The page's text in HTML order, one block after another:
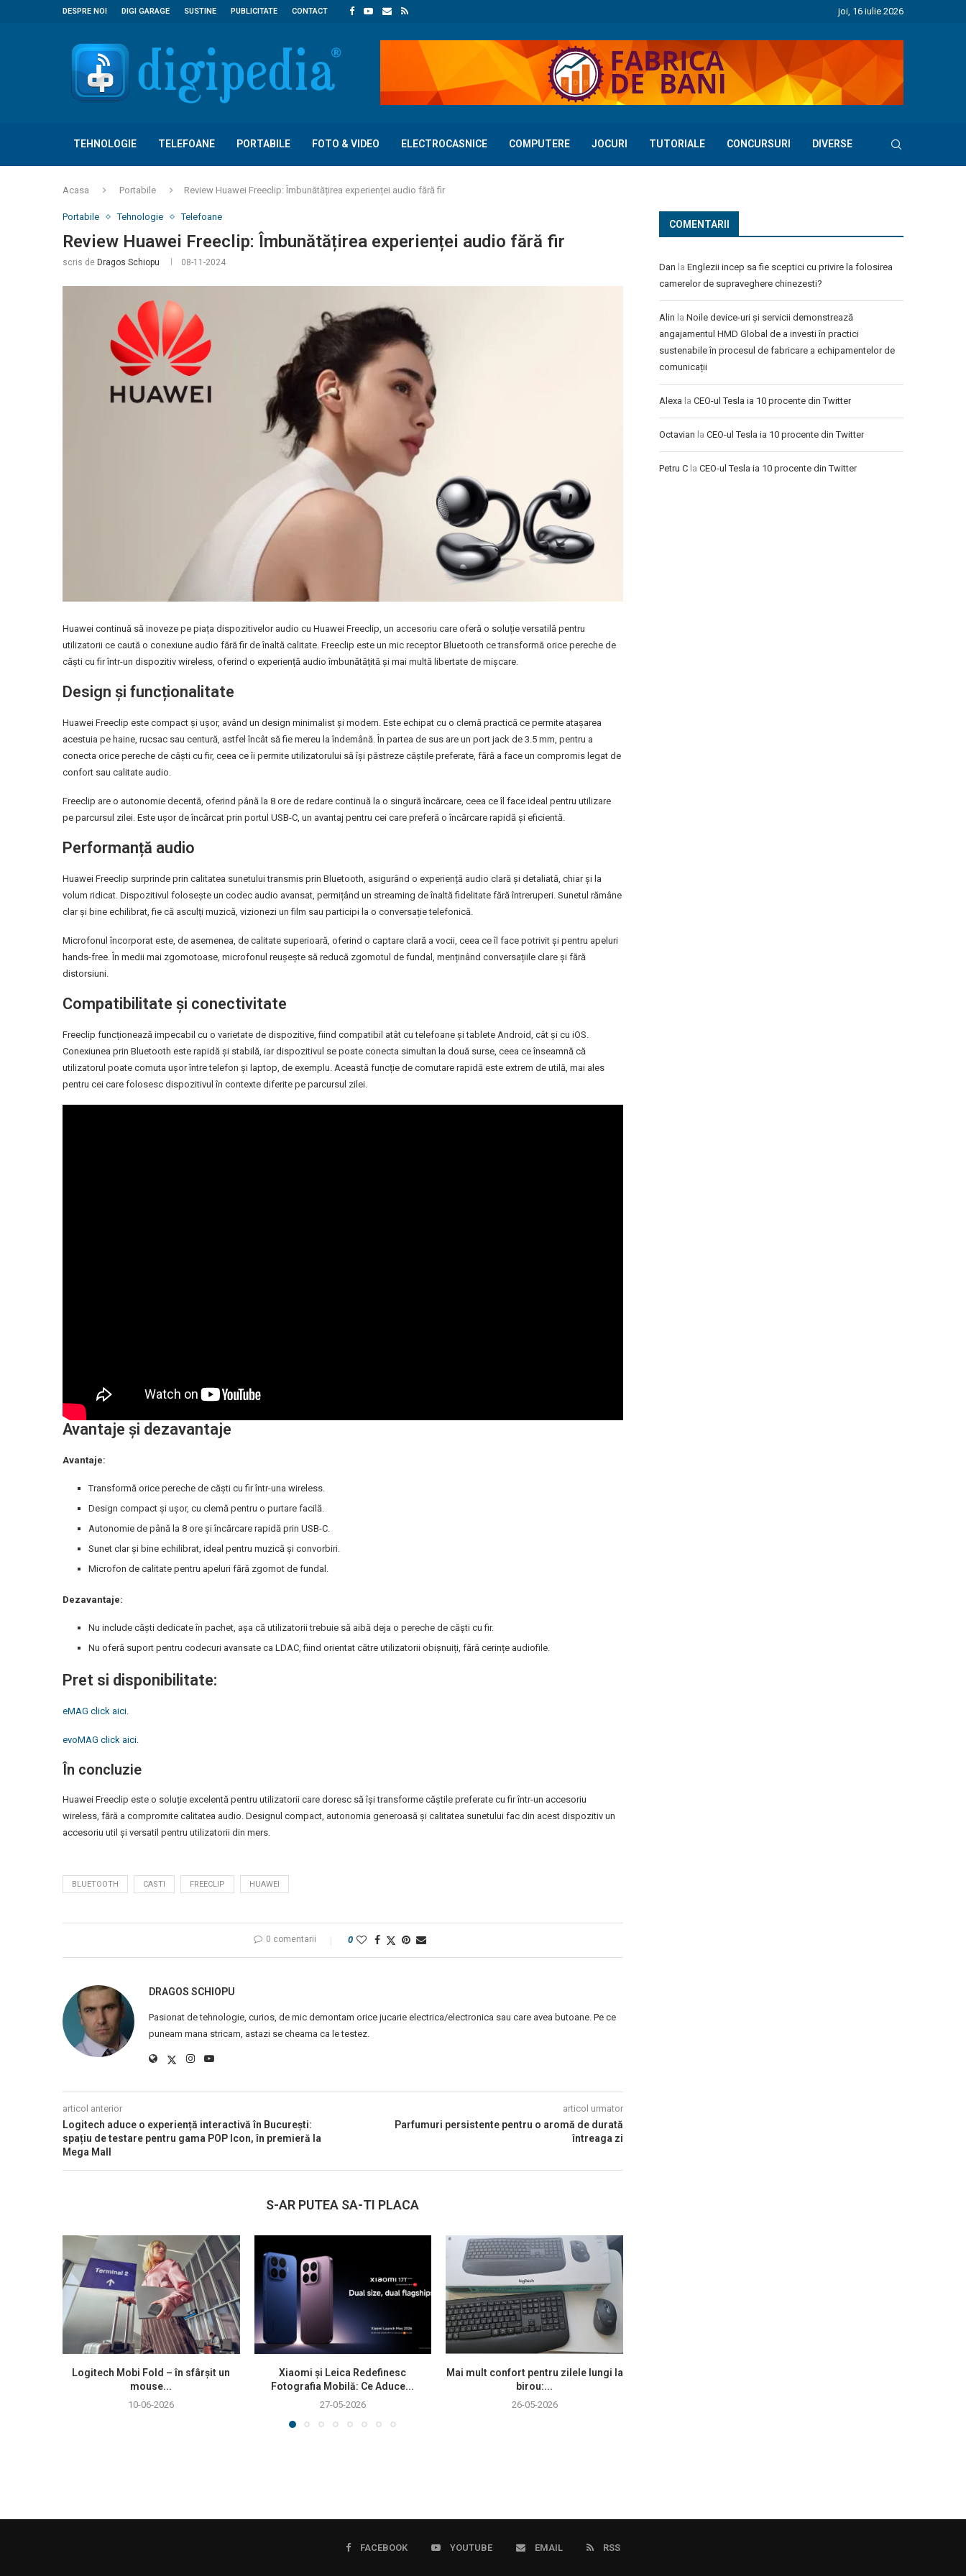
DESPRE NOI DIGI GARAGE SUSTINE PUBLICITATE CONTACT joi, 16 iulie 2026
TEHNOLOGIE TELEFOANE PORTABILE FOTO & VIDEO ELECTROCASNICE COMPUTERE JOCURI TUTORIALE CONCURSURI DIVERSE
Acasa Portabile Review Huawei Freeclip: Îmbunătățirea experienței audio fără fir
Portabile Tehnologie Telefoane
Review Huawei Freeclip: Îmbunătățirea experienței audio fără fir
scris de Dragos Schiopu 08-11-2024
Huawei continuă să inoveze pe piața dispozitivelor audio cu Huawei Freeclip, un accesoriu care oferă o soluție versatilă pentru
utilizatorii ce caută o conexiune audio fără fir de înaltă calitate. Freeclip este un mic receptor Bluetooth ce transformă orice pereche de
căști cu fir într-un dispozitiv wireless, oferind o experiență audio îmbunătățită și mai multă libertate de mișcare.
Design și funcționalitate
Huawei Freeclip este compact și ușor, având un design minimalist și modern. Este echipat cu o clemă practică ce permite atașarea
acestuia pe haine, rucsac sau centură, astfel încât să fie mereu la îndemână. În partea de sus are un port jack de 3.5 mm, pentru a
conecta orice pereche de căști cu fir, ceea ce îi permite utilizatorului să își păstreze căștile preferate, fără a face un compromis legat de
confort sau calitate audio.
Freeclip are o autonomie decentă, oferind până la 8 ore de redare continuă la o singură încărcare, ceea ce îl face ideal pentru utilizare
pe parcursul zilei. Este ușor de încărcat prin portul USB-C, un avantaj pentru cei care preferă o încărcare rapidă și eficientă.
Performanță audio
Huawei Freeclip surprinde prin calitatea sunetului transmis prin Bluetooth, asigurând o experiență audio clară și detaliată, chiar și la
volum ridicat. Dispozitivul folosește un codec audio avansat, permițând un streaming de înaltă fidelitate fără întreruperi. Sunetul rămâne
clar și bine echilibrat, fie că asculți muzică, vizionezi un film sau participi la o conversație telefonică.
Microfonul încorporat este, de asemenea, de calitate superioară, oferind o captare clară a vocii, ceea ce îl face potrivit și pentru apeluri
hands-free. În medii mai zgomotoase, microfonul reușește să reducă zgomotul de fundal, menținând conversațiile clare și fără
distorsiuni.
Compatibilitate și conectivitate
Freeclip funcționează impecabil cu o varietate de dispozitive, fiind compatibil atât cu telefoane și tablete Android, cât și cu iOS.
Conexiunea prin Bluetooth este rapidă și stabilă, iar dispozitivul se poate conecta simultan la două surse, ceea ce înseamnă că
utilizatorul poate comuta ușor între telefon și laptop, de exemplu. Această funcție de comutare rapidă este extrem de utilă, mai ales
pentru cei care folosesc dispozitivul în contexte diferite pe parcursul zilei.
Avantaje și dezavantaje
Avantaje:
Transformă orice pereche de căști cu fir într-una wireless.
Design compact și ușor, cu clemă pentru o purtare facilă.
Autonomie de până la 8 ore și încărcare rapidă prin USB-C.
Sunet clar și bine echilibrat, ideal pentru muzică și convorbiri.
Microfon de calitate pentru apeluri fără zgomot de fundal.
Dezavantaje:
Nu include căști dedicate în pachet, așa că utilizatorii trebuie să aibă deja o pereche de căști cu fir.
Nu oferă suport pentru codecuri avansate ca LDAC, fiind orientat către utilizatorii obișnuiți, fără cerințe audiofile.
Pret si disponibilitate:
eMAG click aici.
evoMAG click aici.
În concluzie
Huawei Freeclip este o soluție excelentă pentru utilizatorii care doresc să își transforme căștile preferate cu fir într-un accesoriu
wireless, fără a compromite calitatea audio. Designul compact, autonomia generoasă și calitatea sunetului fac din acest dispozitiv un
accesoriu util și versatil pentru utilizatorii din mers.
BLUETOOTH CASTI FREECLIP HUAWEI
0 comentarii 0
DRAGOS SCHIOPU
Pasionat de tehnologie, curios, de mic demontam orice jucarie electrica/electronica sau care avea butoane. Pe ce
puneam mana stricam, astazi se cheama ca le testez.
articol anterior
Logitech aduce o experiență interactivă în București:
spațiu de testare pentru gama POP Icon, în premieră la
Mega Mall
articol urmator
Parfumuri persistente pentru o aromă de durată
întreaga zi
S-AR PUTEA SA-TI PLACA
Logitech Mobi Fold – în sfârșit un
mouse...
10-06-2026
Xiaomi și Leica Redefinesc
Fotografia Mobilă: Ce Aduce...
27-05-2026
Mai mult confort pentru zilele lungi la
birou:...
26-05-2026
COMENTARII
Dan la Englezii incep sa fie sceptici cu privire la folosirea
camerelor de supraveghere chinezesti?
Alin la Noile device-uri și servicii demonstrează
angajamentul HMD Global de a investi în practici
sustenabile în procesul de fabricare a echipamentelor de
comunicații
Alexa la CEO-ul Tesla ia 10 procente din Twitter
Octavian la CEO-ul Tesla ia 10 procente din Twitter
Petru C la CEO-ul Tesla ia 10 procente din Twitter
FACEBOOK YOUTUBE EMAIL RSS